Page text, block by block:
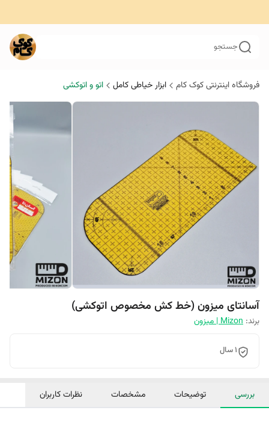
جستجو
فروشگاه اینترنتی کوک کام ابزار خیاطی کامل اتو و اتوکشی
آسانتای میزون (خط کش مخصوص اتوکشی)
برند: Mizon | میزون
۱ سال
بررسی توضیحات مشخصات نظرات کاربران